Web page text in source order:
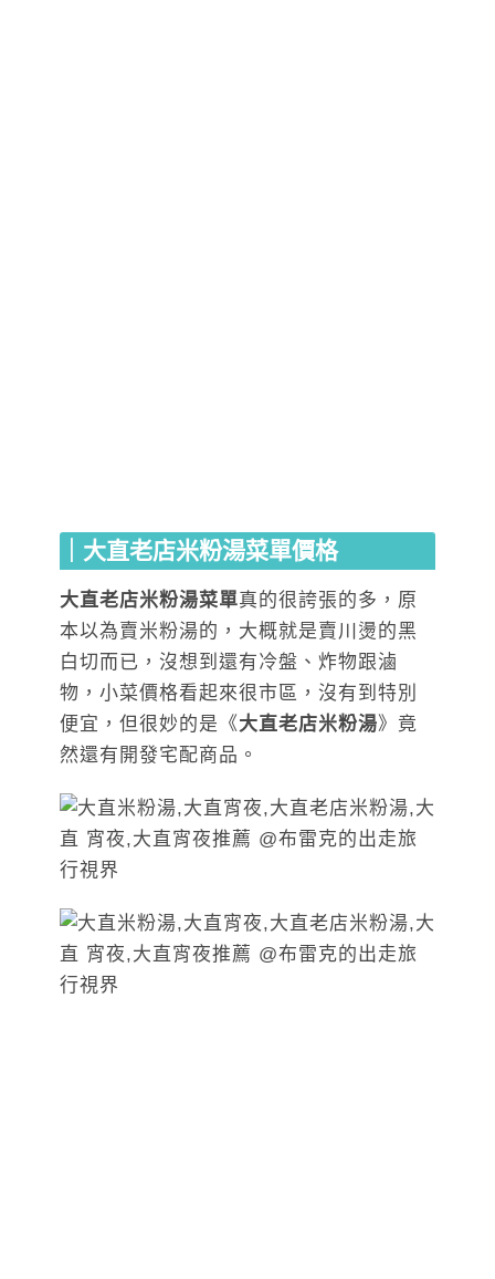
｜大直老店米粉湯菜單價格
大直老店米粉湯菜單真的很誇張的多，原
本以為賣米粉湯的，大概就是賣川燙的黑
白切而已，沒想到還有冷盤、炸物跟滷
物，小菜價格看起來很市區，沒有到特別
便宜，但很妙的是《大直老店米粉湯》竟
然還有開發宅配商品。